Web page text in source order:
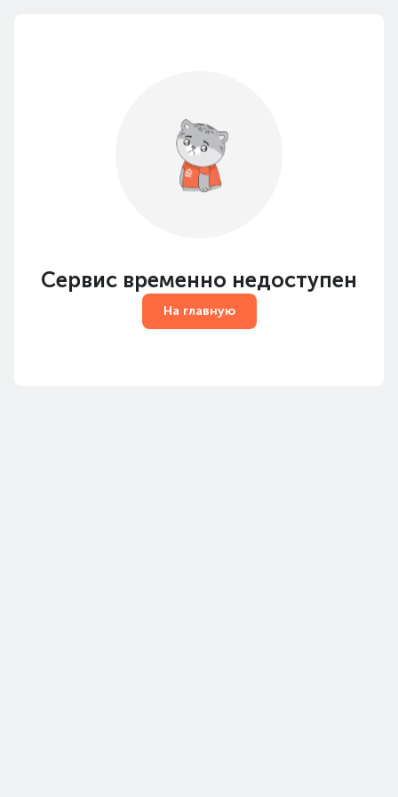
Сервис временно недоступен
На главную